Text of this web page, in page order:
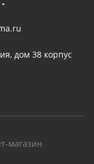
дом 38 корпус
магазин